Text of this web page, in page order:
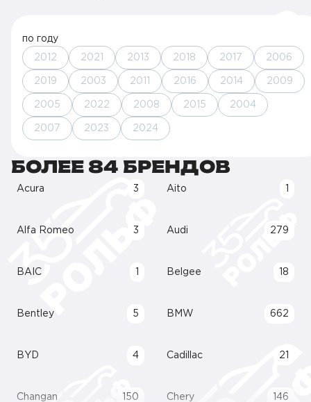
по году
2012 2021 2013 2018 2017 2006
2019 2003 2011 2016 2014 2009
2005 2022 2008 2015 2004
2007 2023 2024
БОЛЕЕ 84 БРЕНДОВ
Acura 3 Aito
Alfa Romeo 3 Audi 279
BAIC Belgee 18
Bentley 5 BMW 662
BYD 4 Cadillac 21
Changan 150 Chery 146